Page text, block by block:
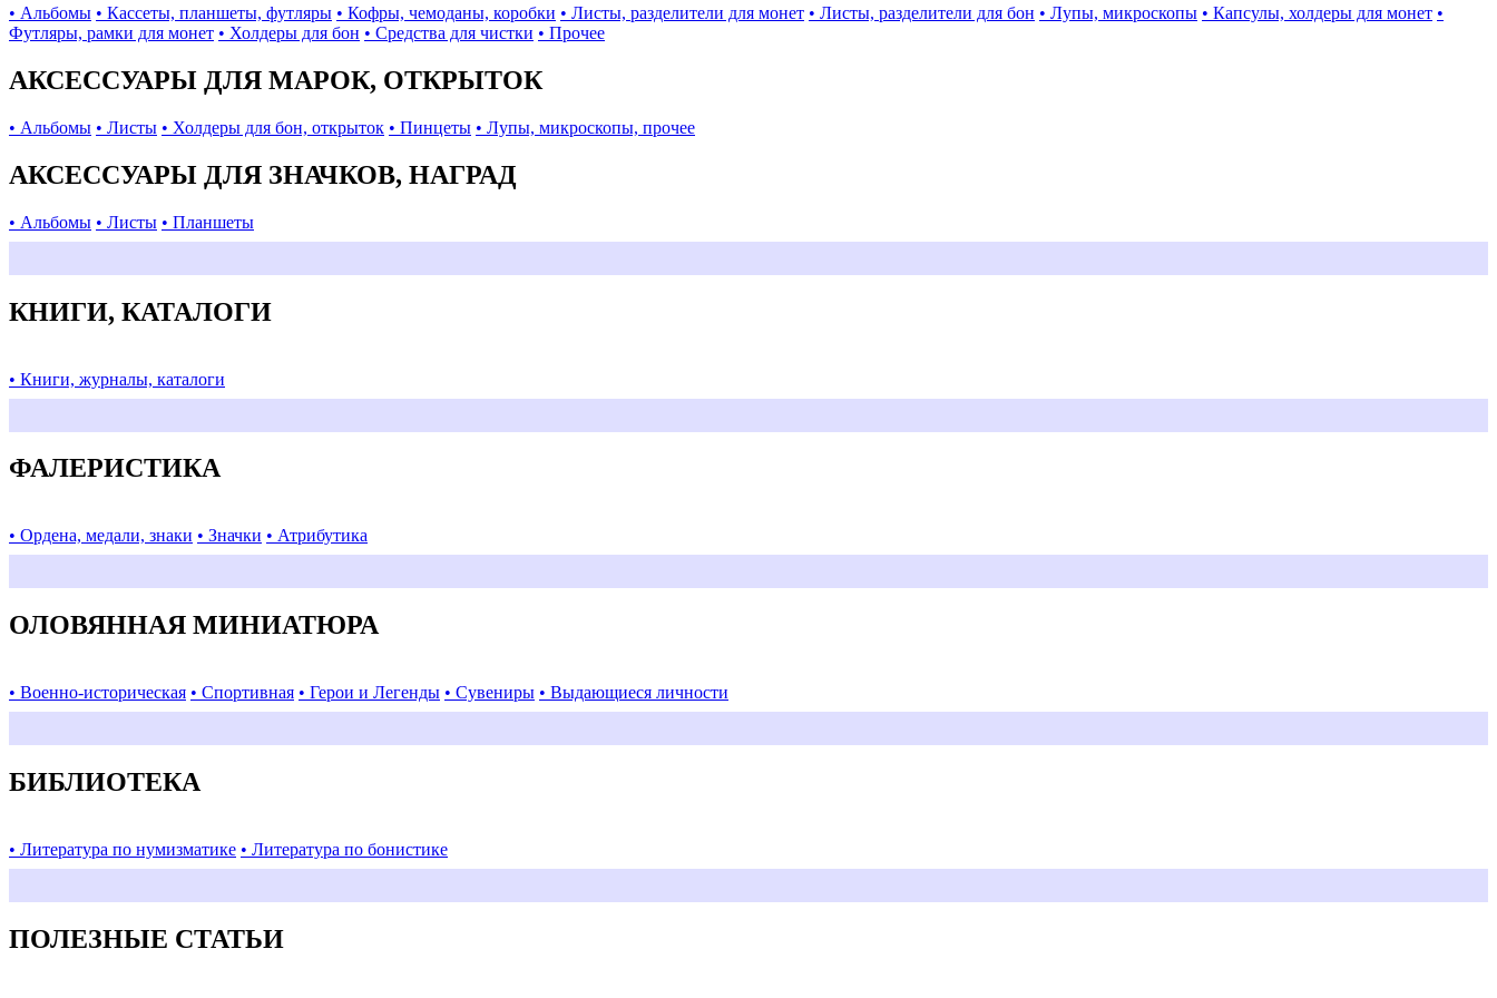
• Альбомы • Кассеты, планшеты, футляры • Кофры, чемоданы, коробки • Листы, разделители для монет • Листы, разделители для бон • Лупы, микроскопы • Капсулы, холдеры для монет •
Футляры, рамки для монет • Холдеры для бон • Средства для чистки • Прочее
АКСЕССУАРЫ ДЛЯ МАРОК, ОТКРЫТОК
• Альбомы • Листы • Холдеры для бон, открыток • Пинцеты • Лупы, микроскопы, прочее
АКСЕССУАРЫ ДЛЯ ЗНАЧКОВ, НАГРАД
• Альбомы • Листы • Планшеты
КНИГИ, КАТАЛОГИ
• Книги, журналы, каталоги
ФАЛЕРИСТИКА
• Ордена, медали, знаки • Значки • Атрибутика
ОЛОВЯННАЯ МИНИАТЮРА
• Военно-историческая • Спортивная • Герои и Легенды • Сувениры • Выдающиеся личности
БИБЛИОТЕКА
• Литература по нумизматике • Литература по бонистике
ПОЛЕЗНЫЕ СТАТЬИ